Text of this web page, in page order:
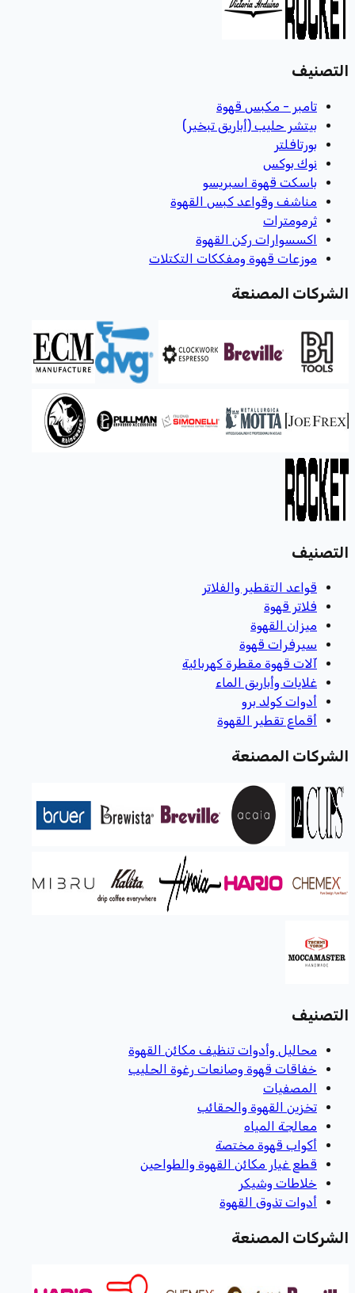
التصنيف
تامبر - مكبس قهوة
بيتشر حليب (أباريق تبخير)
بورتافلتر
نوك بوكس
باسكت قهوة اسبريسو
مناشف وقواعد كبس القهوة
ثرمومترات
اكسسوارات ركن القهوة
موزعات قهوة ومفككات التكتلات
الشركات المصنعة
التصنيف
قواعد التقطير والفلاتر
فلاتر قهوة
ميزان القهوة
سيرفرات قهوة
آلات قهوة مقطرة كهربائية
غلايات وأباريق الماء
أدوات كولد برو
أقماع تقطير القهوة
الشركات المصنعة
التصنيف
محاليل وأدوات تنظيف مكائن القهوة
خفاقات قهوة وصانعات رغوة الحليب
المصفيات
تخزين القهوة والحقائب
معالجة المياه
أكواب قهوة مختصة
قطع غيار مكائن القهوة والطواحين
خلاطات وشيكر
أدوات تذوق القهوة
الشركات المصنعة